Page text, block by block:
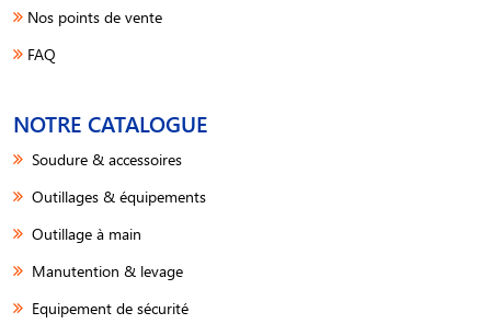
Nos points de vente
FAQ
NOTRE CATALOGUE
Soudure & accessoires
Outillages & équipements
Outillage à main
Manutention & levage
Equipement de sécurité